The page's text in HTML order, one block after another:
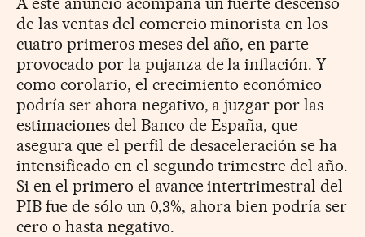
de las ventas del comercio minorista en los
cuatro primeros meses del año, en parte
provocado por la pujanza de la inflación. Y
como corolario, el crecimiento económico
podría ser ahora negativo, a juzgar por las
estimaciones del Banco de España, que
asegura que el perfil de desaceleración se ha
intensificado en el segundo trimestre del año.
Si en el primero el avance intertrimestral del
PIB fue de sólo un 0,3%, ahora bien podría ser
cero o hasta negativo.